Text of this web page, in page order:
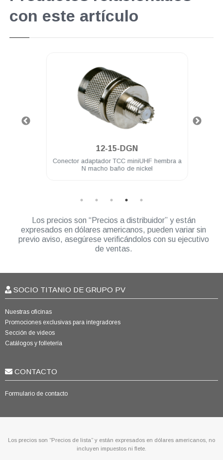
con este artículo
12-15-DGN
Conector adaptador TCC miniUHF hembra a
N macho baño de nickel
Los precios son “Precios a distribuidor” y están
expresados en dólares americanos, pueden variar sin
previo aviso, asegúrese verificándolos con su ejecutivo
de ventas.
SOCIO TITANIO DE GRUPO PV
Nuestras oficinas
Promociones exclusivas para integradores
Sección de videos
Catálogos y folletería
CONTACTO
Formulario de contacto
Los precios son “Precios de lista” y están expresados en dólares americanos, no
incluyen impuestos ni flete.